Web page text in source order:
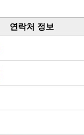
연락처 정보